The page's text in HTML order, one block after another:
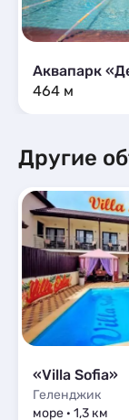
Аквапарк
464 м
Другие
«Villa Sofia»
Геленджик
море · 1,3 км